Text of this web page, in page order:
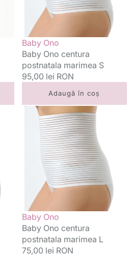
Vânzător:
Baby Ono
Baby Ono centura
postnatala marimea S
Preț
95,00 lei RON
Adaugă în coș
Baby
centura
postnatala
marimea
Vânzător:
Baby Ono
Baby Ono centura
postnatala marimea L
Preț
75,00 lei RON